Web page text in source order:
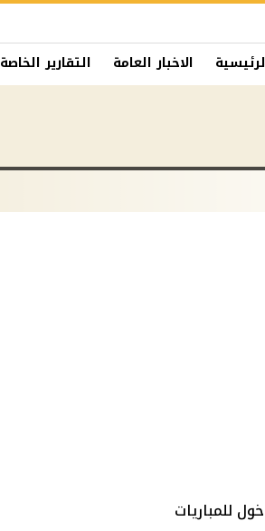
الاخبار العامة التقارير الخاصة
للمباريات